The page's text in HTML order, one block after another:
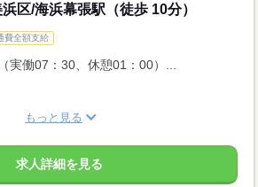
区/海浜幕張駅（徒歩 10分）
費全額支給
実働07：30、休憩01：00）...
もっと見る
求人詳細を見る